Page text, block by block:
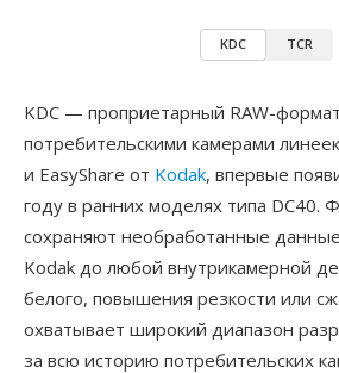
KDC TCR
KDC — проприетарный RAW-
потребительскими камерами
и EasyShare от Kodak, впервые
году в ранних моделях типа DC40.
сохраняют необработанные
Kodak до любой внутрикамерной
белого, повышения резкости или
охватывает широкий диапазон
за всю историю потребительских